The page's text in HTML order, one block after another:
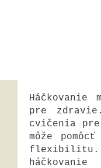
pre
cvičenia
môže